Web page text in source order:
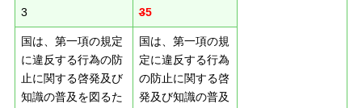
3 35
国は、第一項の規定
に違反する行為の防
止に関する啓発及び
知識の普及を図るた
国は、第一項の規
定に違反する行為
の防止に関する啓
発及び知識の普及